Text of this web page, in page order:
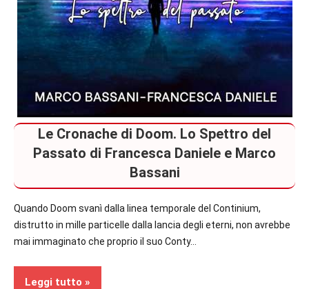
Le Cronache di Doom. Lo Spettro del
Passato di Francesca Daniele e Marco
Bassani
Quando Doom svanì dalla linea temporale del Continium,
distrutto in mille particelle dalla lancia degli eterni, non avrebbe
mai immaginato che proprio il suo Conty…
Leggi tutto